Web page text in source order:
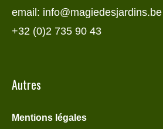
email: info@magiedesjardins.be
+32 (0)2 735 90 43
Autres
Mentions légales